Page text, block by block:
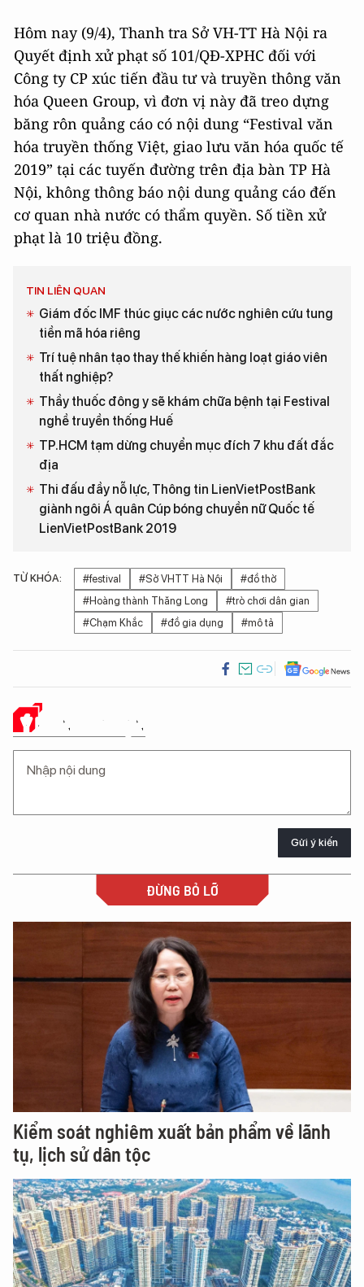
Hôm nay (9/4), Thanh tra Sở VH-TT Hà Nội ra
Quyết định xử phạt số 101/QĐ-XPHC đối với
Công ty CP xúc tiến đầu tư và truyền thông văn
hóa Queen Group, vì đơn vị này đã treo dựng
băng rôn quảng cáo có nội dung “Festival văn
hóa truyền thống Việt, giao lưu văn hóa quốc tế
2019” tại các tuyến đường trên địa bàn TP Hà
Nội, không thông báo nội dung quảng cáo đến
cơ quan nhà nước có thẩm quyền. Số tiền xử
phạt là 10 triệu đồng.
TIN LIÊN QUAN
Giám đốc IMF thúc giục các nước nghiên cứu tung
tiền mã hóa riêng
Trí tuệ nhân tạo thay thế khiến hàng loạt giáo viên
thất nghiệp?
Thầy thuốc đông y sẽ khám chữa bệnh tại Festival
nghề truyền thống Huế
TP.HCM tạm dừng chuyển mục đích 7 khu đất đắc
địa
Thi đấu đầy nỗ lực, Thông tin LienVietPostBank
giành ngôi Á quân Cúp bóng chuyền nữ Quốc tế
LienVietPostBank 2019
TỪ KHÓA: #festival #Sở VHTT Hà Nội
#đồ thờ
#Hoàng thành Thăng Long
#trò chơi dân gian
#Chạm Khắc
#đồ gia dụng #mô tả
Ý KIẾN CỦA BẠN
Gửi ý kiến
ĐỪNG BỎ LỠ
Kiểm soát nghiêm xuất bản phẩm về lãnh
tụ, lịch sử dân tộc